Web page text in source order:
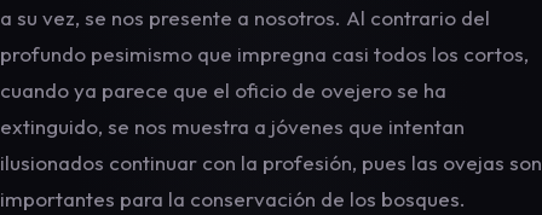
a su vez, se nos presente a nosotros. Al contrario del
profundo pesimismo que impregna casi todos los cortos,
cuando ya parece que el oficio de ovejero se ha
extinguido, se nos muestra a jóvenes que intentan
ilusionados continuar con la profesión, pues las ovejas son
importantes para la conservación de los bosques.